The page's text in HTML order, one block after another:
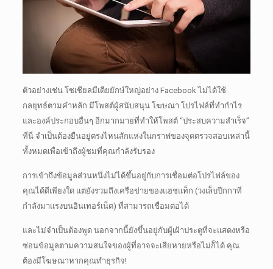
ตัวอย่างเช่น โซเชียลมีเดียยักษ์ใหญ่อย่าง Facebook ไม่ได้ใช้
กลยุทธ์ตามคำหลัก มีโพสต์ผู้สนับสนุน โฆษณา โปรไฟล์ที่ทำกำไร
และองค์ประกอบอื่นๆ อีกมากมายที่ทำให้โพสต์ “ประสบความสำเร็จ”
ที่นี่ จำเป็นต้องยืนอยู่ตรงไหนสักแห่งในกราฟของจุดตรวจสอบเหล่านี้
ทั้งหมดเพื่อเข้าถึงผู้ชมที่คุณกำลังรับรอง
การเข้าถึงข้อมูลส่วนหนึ่งไม่ได้ขึ้นอยู่กับการเชื่อมต่อโปรไฟล์ของ
คุณได้ดีเพียงใด แต่ยังรวมถึงเครือข่ายของแฮชแท็ก (วงเล็บปีกกาที่
กำลังมาแรงบนอินเทอร์เน็ต) ที่สามารถเชื่อมต่อได้
และไม่จำเป็นต้องพูด นอกจากนี้ยังขึ้นอยู่กับผู้เฝ้าประตูที่จะแสดงหรือ
ซ่อนข้อมูลตามความสนใจของผู้ที่อาจจะเสียหายหรือไม่ก็ได้ คุณ
ต้องมีโฆษณาหากคุณทำธุรกิจ!